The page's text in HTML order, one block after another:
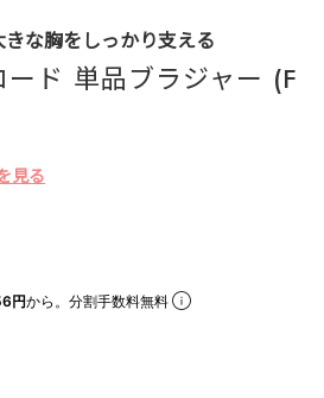
な胸をしっかり支える
ド 単品ブラジャー (F
見る
円から。分割手数料無料